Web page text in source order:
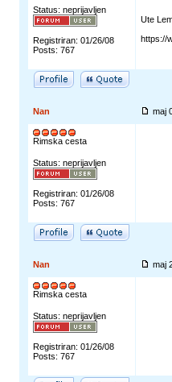
Status: neprijavljen
Registriran: 01/26/08
Posts: 767
Ute
https://
Nan maj
Rimska cesta
Status: neprijavljen
Registriran: 01/26/08
Posts: 767
Nan maj
Rimska cesta
Status: neprijavljen
Registriran: 01/26/08
Posts: 767